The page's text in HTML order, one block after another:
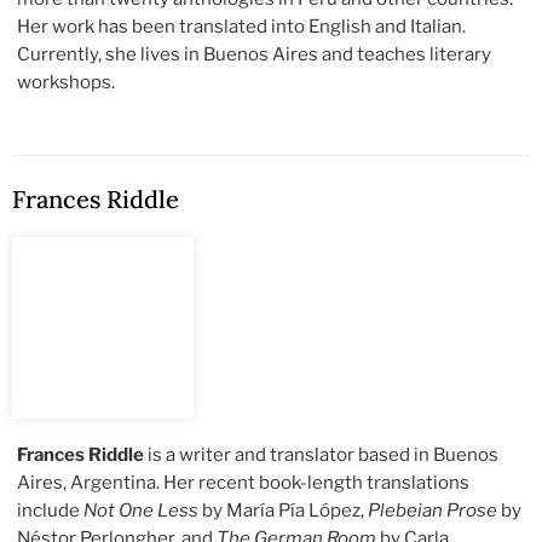
Her work has been translated into English and Italian.
Currently, she lives in Buenos Aires and teaches literary
workshops.
Frances Riddle
Frances Riddle is a writer and translator based in Buenos
Aires, Argentina. Her recent book-length translations
include Not One Less by María Pía López, Plebeian Prose by